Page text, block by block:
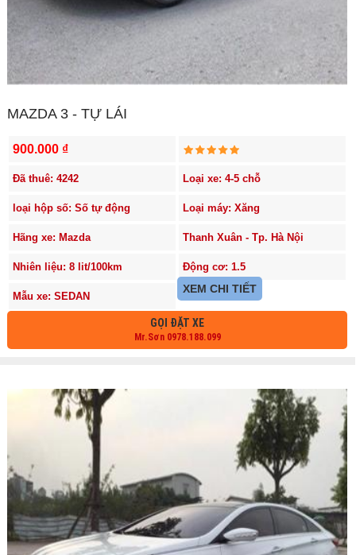
MAZDA 3 - TỰ LÁI
900.000 ₫
Đã thuê: 4242 Loại xe: 4-5 chỗ
loại hộp số: Số tự động Loại máy: Xăng
Hãng xe: Mazda Thanh Xuân - Tp. Hà Nội
Nhiên liệu: 8 lit/100km Động cơ: 1.5
Mẫu xe: SEDAN
XEM CHI TIẾT
GỌI ĐẶT XE
Mr.Sơn 0978.188.099